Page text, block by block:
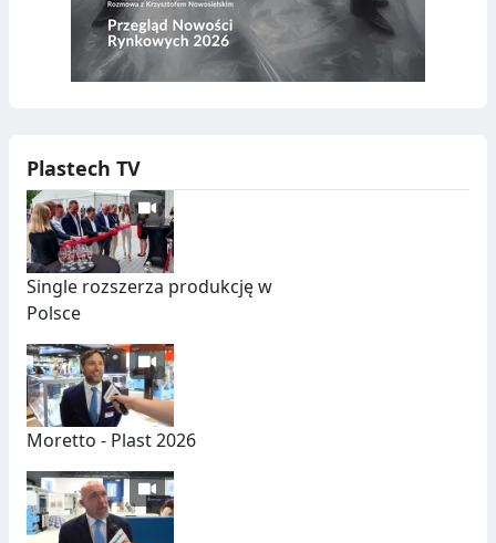
Plastech TV
Single rozszerza produkcję w
Polsce
Moretto - Plast 2026